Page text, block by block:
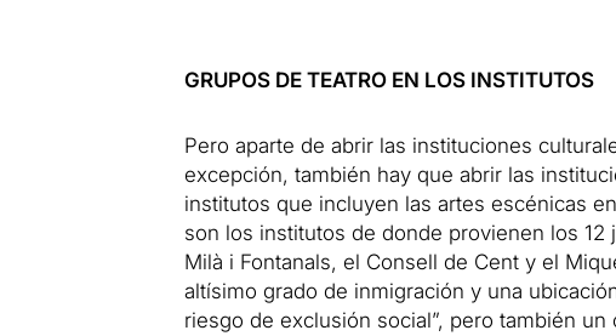
GRUPOS DE TEATRO EN LOS INSTITUTOS
Pero aparte de abrir las instituciones
excepción, también hay que abrir las
institutos que incluyen las artes escénicas
son los institutos de donde provienen los
Milà i Fontanals, el Consell de Cent y el
altísimo grado de inmigración y una
riesgo de exclusión social”, pero también